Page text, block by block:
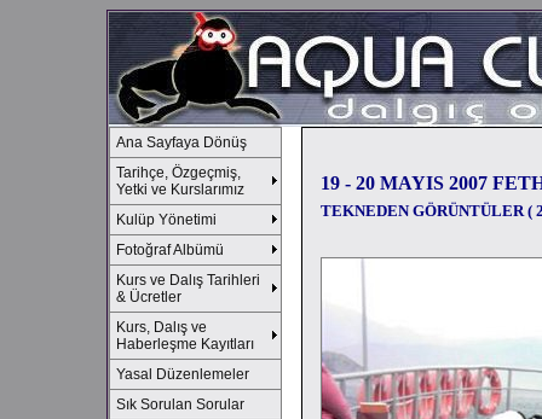
Ana Sayfaya Dönüş
Tarihçe, Özgeçmiş,
Yetki ve Kurslarımız
Kulüp Yönetimi
Fotoğraf Albümü
Kurs ve Dalış Tarihleri
& Ücretler
Kurs, Dalış ve
Haberleşme Kayıtları
Yasal Düzenlemeler
Sık Sorulan Sorular
19 - 20 MAYIS 2007
TEKNEDEN GÖRÜNTÜLER (